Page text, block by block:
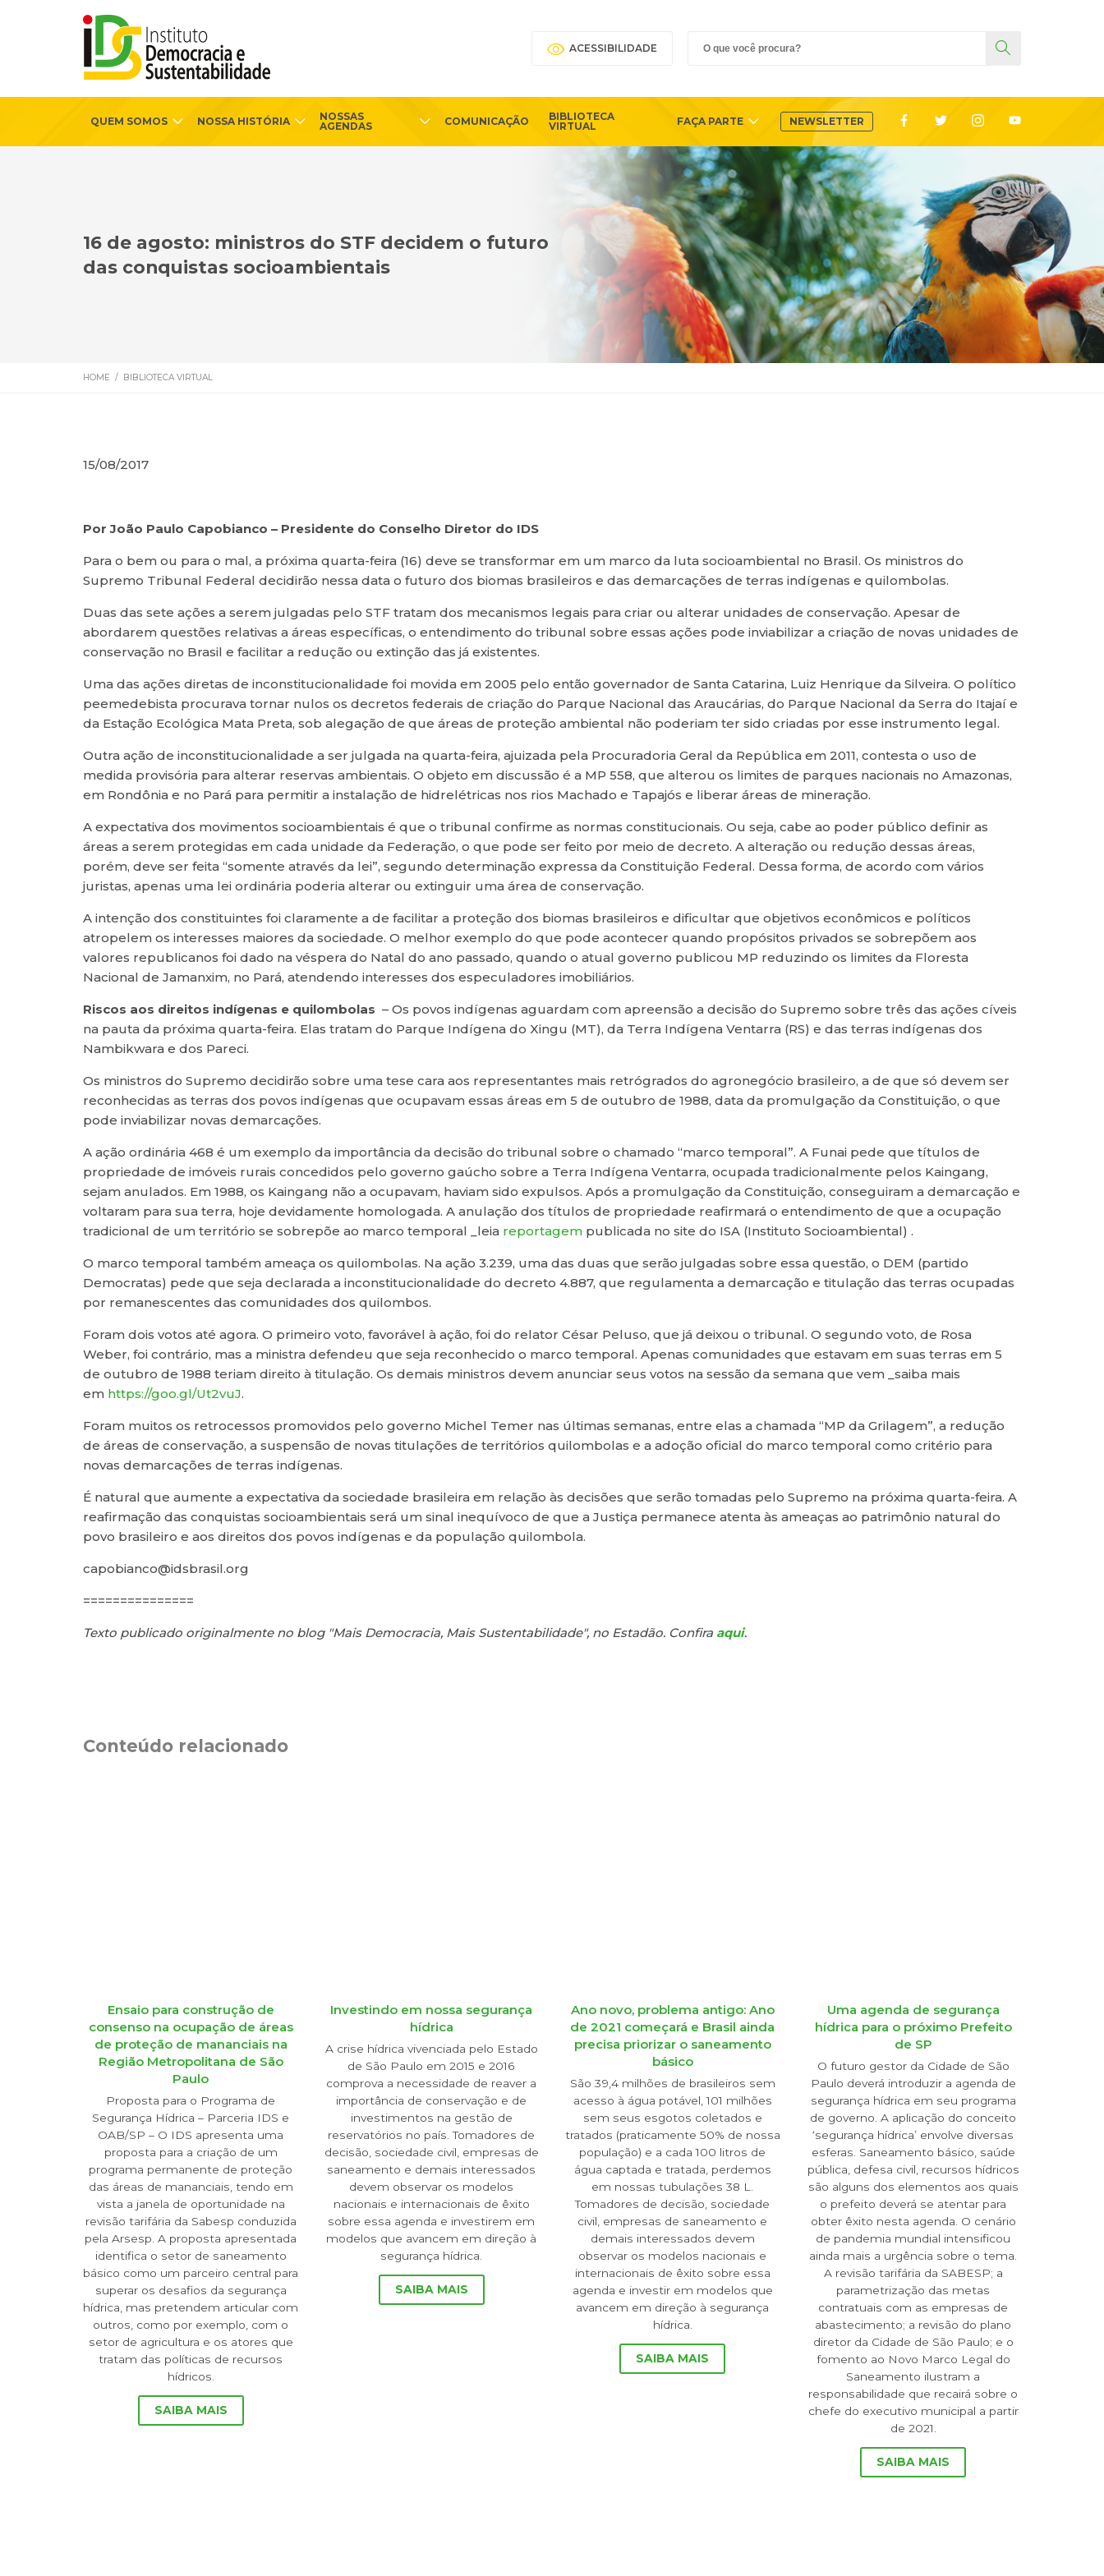
ACESSIBILIDADE
QUEM SOMOS NOSSA HISTÓRIA
NOSSAS
AGENDAS
COMUNICAÇÃO
BIBLIOTECA
VIRTUAL
FAÇA PARTE NEWSLETTER
16 de agosto: ministros do STF decidem o futuro
das conquistas socioambientais
HOME / BIBLIOTECA VIRTUAL
15/08/2017
Por João Paulo Capobianco – Presidente do Conselho Diretor do IDS
Para o bem ou para o mal, a próxima quarta-feira (16) deve se transformar em um marco da luta socioambiental no Brasil. Os ministros do
Supremo Tribunal Federal decidirão nessa data o futuro dos biomas brasileiros e das demarcações de terras indígenas e quilombolas.
Duas das sete ações a serem julgadas pelo STF tratam dos mecanismos legais para criar ou alterar unidades de conservação. Apesar de
abordarem questões relativas a áreas específicas, o entendimento do tribunal sobre essas ações pode inviabilizar a criação de novas unidades de
conservação no Brasil e facilitar a redução ou extinção das já existentes.
Uma das ações diretas de inconstitucionalidade foi movida em 2005 pelo então governador de Santa Catarina, Luiz Henrique da Silveira. O político
peemedebista procurava tornar nulos os decretos federais de criação do Parque Nacional das Araucárias, do Parque Nacional da Serra do Itajaí e
da Estação Ecológica Mata Preta, sob alegação de que áreas de proteção ambiental não poderiam ter sido criadas por esse instrumento legal.
Outra ação de inconstitucionalidade a ser julgada na quarta-feira, ajuizada pela Procuradoria Geral da República em 2011, contesta o uso de
medida provisória para alterar reservas ambientais. O objeto em discussão é a MP 558, que alterou os limites de parques nacionais no Amazonas,
em Rondônia e no Pará para permitir a instalação de hidrelétricas nos rios Machado e Tapajós e liberar áreas de mineração.
A expectativa dos movimentos socioambientais é que o tribunal confirme as normas constitucionais. Ou seja, cabe ao poder público definir as
áreas a serem protegidas em cada unidade da Federação, o que pode ser feito por meio de decreto. A alteração ou redução dessas áreas,
porém, deve ser feita “somente através da lei”, segundo determinação expressa da Constituição Federal. Dessa forma, de acordo com vários
juristas, apenas uma lei ordinária poderia alterar ou extinguir uma área de conservação.
A intenção dos constituintes foi claramente a de facilitar a proteção dos biomas brasileiros e dificultar que objetivos econômicos e políticos
atropelem os interesses maiores da sociedade. O melhor exemplo do que pode acontecer quando propósitos privados se sobrepõem aos
valores republicanos foi dado na véspera do Natal do ano passado, quando o atual governo publicou MP reduzindo os limites da Floresta
Nacional de Jamanxim, no Pará, atendendo interesses dos especuladores imobiliários.
Riscos aos direitos indígenas e quilombolas – Os povos indígenas aguardam com apreensão a decisão do Supremo sobre três das ações cíveis
na pauta da próxima quarta-feira. Elas tratam do Parque Indígena do Xingu (MT), da Terra Indígena Ventarra (RS) e das terras indígenas dos
Nambikwara e dos Pareci.
Os ministros do Supremo decidirão sobre uma tese cara aos representantes mais retrógrados do agronegócio brasileiro, a de que só devem ser
reconhecidas as terras dos povos indígenas que ocupavam essas áreas em 5 de outubro de 1988, data da promulgação da Constituição, o que
pode inviabilizar novas demarcações.
A ação ordinária 468 é um exemplo da importância da decisão do tribunal sobre o chamado “marco temporal”. A Funai pede que títulos de
propriedade de imóveis rurais concedidos pelo governo gaúcho sobre a Terra Indígena Ventarra, ocupada tradicionalmente pelos Kaingang,
sejam anulados. Em 1988, os Kaingang não a ocupavam, haviam sido expulsos. Após a promulgação da Constituição, conseguiram a demarcação e
voltaram para sua terra, hoje devidamente homologada. A anulação dos títulos de propriedade reafirmará o entendimento de que a ocupação
tradicional de um território se sobrepõe ao marco temporal _leia reportagempublicada no site do ISA (Instituto Socioambiental) .
O marco temporal também ameaça os quilombolas. Na ação 3.239, uma das duas que serão julgadas sobre essa questão, o DEM (partido
Democratas) pede que seja declarada a inconstitucionalidade do decreto 4.887, que regulamenta a demarcação e titulação das terras ocupadas
por remanescentes das comunidades dos quilombos.
Foram dois votos até agora. O primeiro voto, favorável à ação, foi do relator César Peluso, que já deixou o tribunal. O segundo voto, de Rosa
Weber, foi contrário, mas a ministra defendeu que seja reconhecido o marco temporal. Apenas comunidades que estavam em suas terras em 5
de outubro de 1988 teriam direito à titulação. Os demais ministros devem anunciar seus votos na sessão da semana que vem _saiba mais
em https://goo.gl/Ut2vuJ.
Foram muitos os retrocessos promovidos pelo governo Michel Temer nas últimas semanas, entre elas a chamada “MP da Grilagem”, a redução
de áreas de conservação, a suspensão de novas titulações de territórios quilombolas e a adoção oficial do marco temporal como critério para
novas demarcações de terras indígenas.
É natural que aumente a expectativa da sociedade brasileira em relação às decisões que serão tomadas pelo Supremo na próxima quarta-feira. A
reafirmação das conquistas socioambientais será um sinal inequívoco de que a Justiça permanece atenta às ameaças ao patrimônio natural do
povo brasileiro e aos direitos dos povos indígenas e da população quilombola.
capobianco@idsbrasil.org
===============
Texto publicado originalmente no blog "Mais Democracia, Mais Sustentabilidade", no Estadão. Confira aqui.
Conteúdo relacionado
Ensaio para construção de
consenso na ocupação de áreas
de proteção de mananciais na
Região Metropolitana de São
Paulo
Proposta para o Programa de
Segurança Hídrica – Parceria IDS e
OAB/SP – O IDS apresenta uma
proposta para a criação de um
programa permanente de proteção
das áreas de mananciais, tendo em
vista a janela de oportunidade na
revisão tarifária da Sabesp conduzida
pela Arsesp. A proposta apresentada
identifica o setor de saneamento
básico como um parceiro central para
superar os desafios da segurança
hídrica, mas pretendem articular com
outros, como por exemplo, com o
setor de agricultura e os atores que
tratam das políticas de recursos
hídricos.
SAIBA MAIS
Investindo em nossa segurança
hídrica
A crise hídrica vivenciada pelo Estado
de São Paulo em 2015 e 2016
comprova a necessidade de reaver a
importância de conservação e de
investimentos na gestão de
reservatórios no país. Tomadores de
decisão, sociedade civil, empresas de
saneamento e demais interessados
devem observar os modelos
nacionais e internacionais de êxito
sobre essa agenda e investirem em
modelos que avancem em direção à
segurança hídrica.
SAIBA MAIS
Ano novo, problema antigo: Ano
de 2021 começará e Brasil ainda
precisa priorizar o saneamento
básico
São 39,4 milhões de brasileiros sem
acesso à água potável, 101 milhões
sem seus esgotos coletados e
tratados (praticamente 50% de nossa
população) e a cada 100 litros de
água captada e tratada, perdemos
em nossas tubulações 38 L.
Tomadores de decisão, sociedade
civil, empresas de saneamento e
demais interessados devem
observar os modelos nacionais e
internacionais de êxito sobre essa
agenda e investir em modelos que
avancem em direção à segurança
hídrica.
SAIBA MAIS
Uma agenda de segurança
hídrica para o próximo Prefeito
de SP
O futuro gestor da Cidade de São
Paulo deverá introduzir a agenda de
segurança hídrica em seu programa
de governo. A aplicação do conceito
‘segurança hídrica’ envolve diversas
esferas. Saneamento básico, saúde
pública, defesa civil, recursos hídricos
são alguns dos elementos aos quais
o prefeito deverá se atentar para
obter êxito nesta agenda. O cenário
de pandemia mundial intensificou
ainda mais a urgência sobre o tema.
A revisão tarifária da SABESP; a
parametrização das metas
contratuais com as empresas de
abastecimento; a revisão do plano
diretor da Cidade de São Paulo; e o
fomento ao Novo Marco Legal do
Saneamento ilustram a
responsabilidade que recairá sobre o
chefe do executivo municipal a partir
de 2021.
SAIBA MAIS